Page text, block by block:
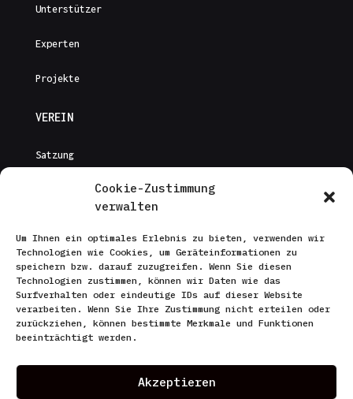
Cookie-Zustimmung
verwalten
Um Ihnen ein optimales Erlebnis zu bieten, verwenden wir
Technologien wie Cookies, um Geräteinformationen zu
speichern bzw. darauf zuzugreifen. Wenn Sie diesen
Technologien zustimmen, können wir Daten wie das
Surfverhalten oder eindeutige IDs auf dieser Website
verarbeiten. Wenn Sie Ihre Zustimmung nicht erteilen oder
zurückziehen, können bestimmte Merkmale und Funktionen
beeinträchtigt werden.
Akzeptieren
Unterstützer
Experten
Projekte
VEREIN
Satzung
Gebührenordnung
Kontakt
SONSTIGES
Datenschutzerklärung